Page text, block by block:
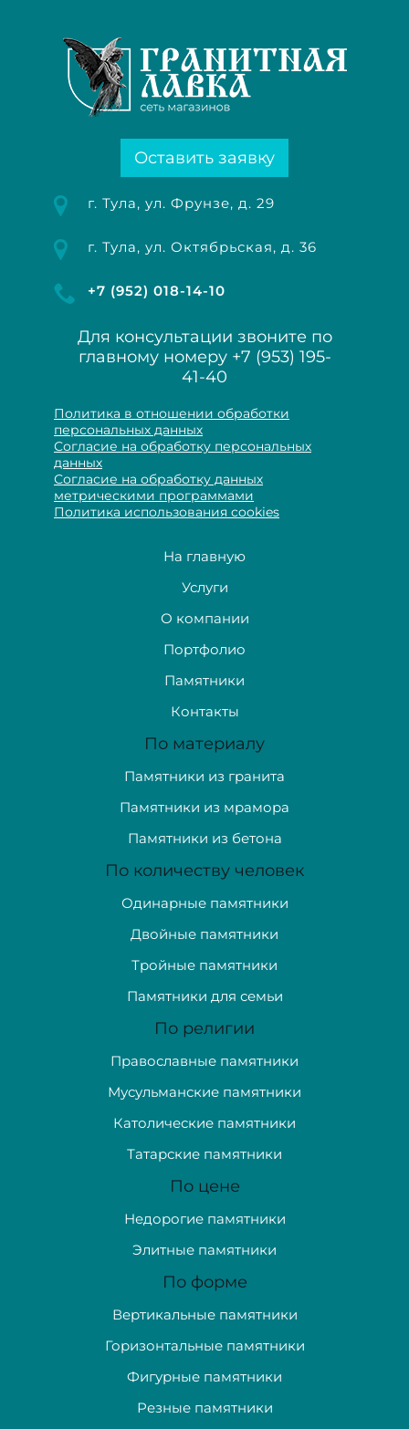
Оставить заявку
г. Тула, ул. Фрунзе, д. 29
г. Тула, ул. Октябрьская, д. 36
+7 (952) 018-14-10
Для консультации звоните по
главному номеру +7 (953) 195-
41-40
Политика в отношении обработки
персональных данных
Согласие на обработку персональных
данных
Согласие на обработку данных
метрическими программами
Политика использования cookies
На главную
Услуги
О компании
Портфолио
Памятники
Контакты
По материалу
Памятники из гранита
Памятники из мрамора
Памятники из бетона
По количеству человек
Одинарные памятники
Двойные памятники
Тройные памятники
Памятники для семьи
По религии
Православные памятники
Мусульманские памятники
Католические памятники
Татарские памятники
По цене
Недорогие памятники
Элитные памятники
По форме
Вертикальные памятники
Горизонтальные памятники
Фигурные памятники
Резные памятники